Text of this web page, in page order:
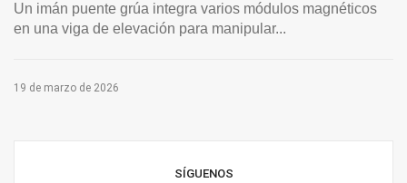
Un imán puente grúa integra varios módulos magnéticos
en una viga de elevación para manipular...
19 de marzo de 2026
SÍGUENOS